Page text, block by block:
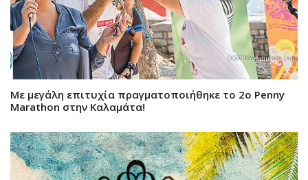
Mε μεγάλη επιτυχία πραγματοποιήθηκε το 2ο Penny
Marathon στην Καλαμάτα!